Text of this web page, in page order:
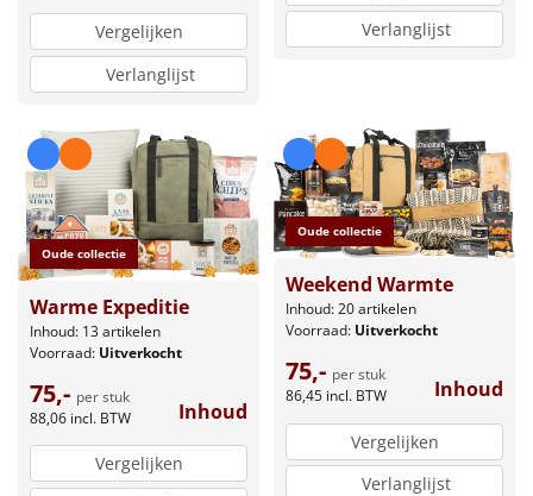
Vergelijken
Verlanglijst
Verlanglijst
Oude collectie
Warme Expeditie
Inhoud: 13 artikelen
Voorraad: Uitverkocht
75,- per stuk
88,06 incl. BTW Inhoud
Vergelijken
Oude collectie
Weekend Warmte
Inhoud: 20 artikelen
Voorraad: Uitverkocht
75,- per stuk
86,45 incl. BTW Inhoud
Vergelijken
Verlanglijst